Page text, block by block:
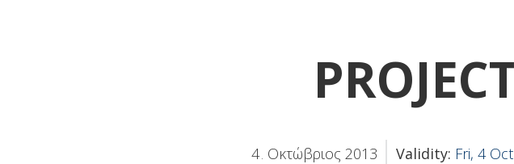
4 . Οκτώβριος 2013 Validity: Fri, 4